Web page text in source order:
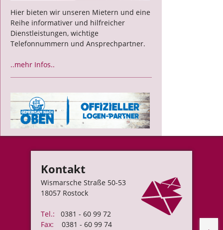
Hier bieten wir unseren Mietern und eine
Reihe informativer und hilfreicher
Dienstleistungen, wichtige
Telefonnummern und Ansprechpartner.
..mehr Infos..
Kontakt
Wismarsche Straße 50-53
18057 Rostock
Tel.: 0381 - 60 99 72
Fax: 0381 - 60 99 74